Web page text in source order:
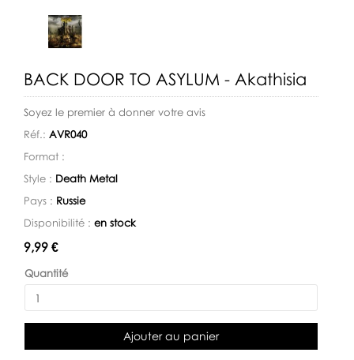
BACK DOOR TO ASYLUM - Akathisia
Soyez le premier à donner votre avis
Réf.: AVR040
Format :
Style : Death Metal
Pays : Russie
Disponibilité : en stock
Disponibilité:
9,99 €
Quantité
Ajouter au panier